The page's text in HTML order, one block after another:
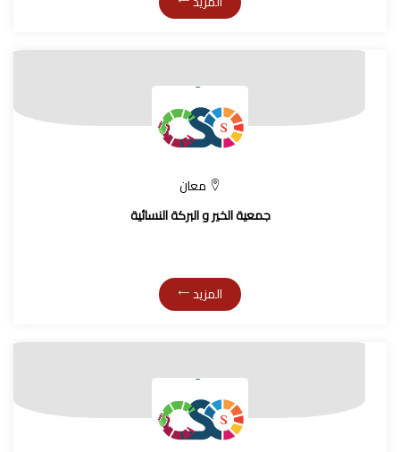
معان
جمعية الخير و البركة النسائية
المزيد